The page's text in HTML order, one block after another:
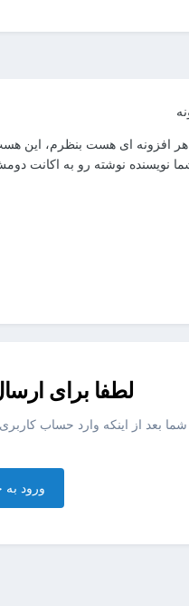
افزونه ای هست بنظرم، این
نویسنده نوشته رو به اکانت
لطفا برای
شما بعد از اینکه وارد حساب
ورود